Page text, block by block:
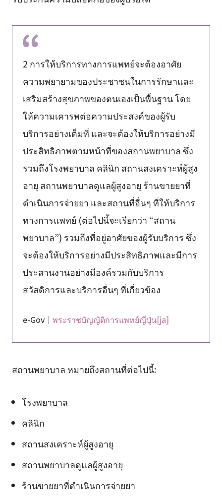
2 การให้บริการทางการแพทย์จะต้องอาศัย
ความพยายามของประชาชนในการรักษาและ
เสริมสร้างสุขภาพของตนเองเป็นพื้นฐาน โดย
ให้ความเคารพต่อความประสงค์ของผู้รับ
บริการอย่างเต็มที่ และจะต้องให้บริการอย่างมี
ประสิทธิภาพตามหน้าที่ของสถานพยาบาล ซึ่ง
รวมถึงโรงพยาบาล คลินิก สถานสงเคราะห์ผู้สูง
อายุ สถานพยาบาลดูแลผู้สูงอายุ ร้านขายยาที่
ดำเนินการจ่ายยา และสถานที่อื่นๆ ที่ให้บริการ
ทางการแพทย์ (ต่อไปนี้จะเรียกว่า “สถาน
พยาบาล”) รวมถึงที่อยู่อาศัยของผู้รับบริการ ซึ่ง
จะต้องให้บริการอย่างมีประสิทธิภาพและมีการ
ประสานงานอย่างมีองค์รวมกับบริการ
สวัสดิการและบริการอื่นๆ ที่เกี่ยวข้อง
e-Gov｜ พระราชบัญญัติการแพทย์ญี่ปุ่น[ja]
สถานพยาบาล หมายถึงสถานที่ต่อไปนี้:
โรงพยาบาล
คลินิก
สถานสงเคราะห์ผู้สูงอายุ
สถานพยาบาลดูแลผู้สูงอายุ
ร้านขายยาที่ดำเนินการจ่ายยา